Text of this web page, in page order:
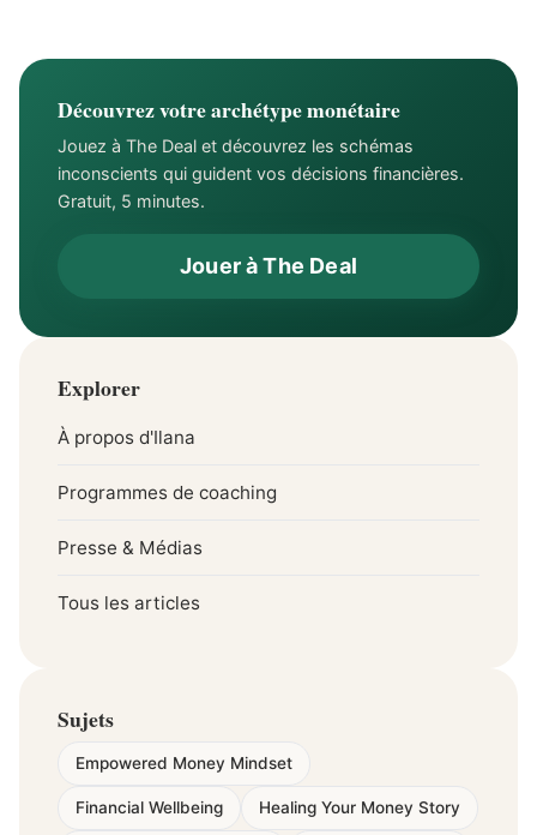
Découvrez votre archétype monétaire
Jouez à The Deal et découvrez les schémas
inconscients qui guident vos décisions financières.
Gratuit, 5 minutes.
Jouer à The Deal
Explorer
À propos d'Ilana
Programmes de coaching
Presse & Médias
Tous les articles
Sujets
Empowered Money Mindset
Financial Wellbeing Healing Your Money Story